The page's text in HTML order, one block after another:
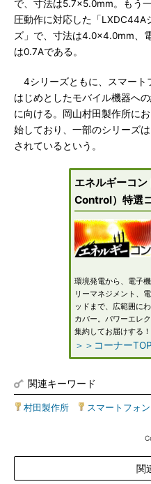
で、寸法は5.7×5.0mm。もう
圧動作に対応した「LXDC44A
ズ」で、寸法は4.0×4.0mm、
は0.7Aである。
4シリーズともに、スマート
はじめとしたモバイル機器へ
に向ける。岡山村田製作所に
始しており、一部のシリーズ
されているという。
エネルギーコ
Control）特選
環境発電から、電子
リーマネジメント、
ッドまで、広範囲に
カバー。パワーエレ
集約してお届けする！
＞＞コーナー
関連キーワード
村田製作所 スマートフォン
関